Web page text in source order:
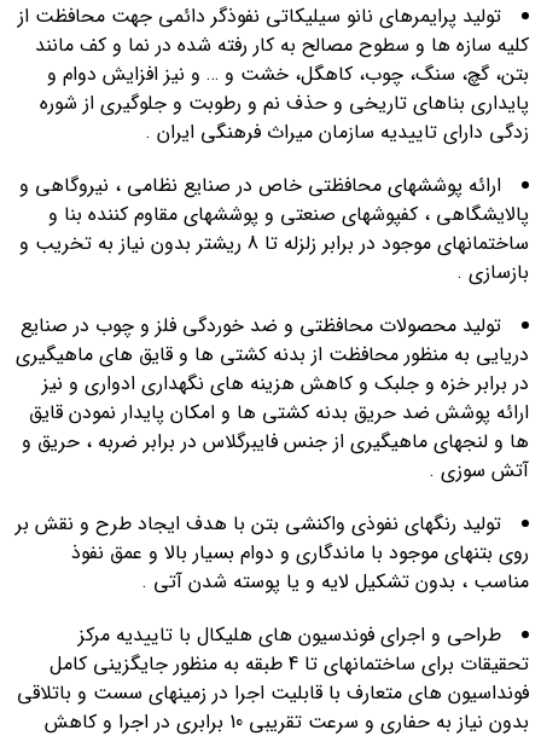
تولید پرایمرهای نانو سیلیکاتی نفوذگر دائمی جهت محافظت از
کلیه سازه ها و سطوح مصالح به کار رفته شده در نما و کف مانند
بتن، گچ، سنگ، چوب، کاهگل، خشت و … و نیز افزایش دوام و
پایداری بناهای تاریخی و حذف نم و رطوبت و جلوگیری از شوره
زدگی دارای تاییدیه سازمان میراث فرهنگی ایران .
ارائه پوششهای محافظتی خاص در صنایع نظامی ، نیروگاهی و
پالایشگاهی ، کفپوشهای صنعتی و پوششهای مقاوم کننده بنا و
ساختمانهای موجود در برابر زلزله تا 8 ریشتر بدون نیاز به تخریب و
بازسازی .
تولید محصولات محافظتی و ضد خوردگی فلز و چوب در صنایع
دریایی به منظور محافظت از بدنه کشتی ها و قایق های ماهیگیری
در برابر خزه و جلبک و کاهش هزینه های نگهداری ادواری و نیز
ارائه پوشش ضد حریق بدنه کشتی ها و امکان پایدار نمودن قایق
ها و لنجهای ماهیگیری از جنس فایبرگلاس در برابر ضربه ، حریق و
آتش سوزی .
تولید رنگهای نفوذی واکنشی بتن با هدف ایجاد طرح و نقش بر
روی بتنهای موجود با ماندگاری و دوام بسیار بالا و عمق نفوذ
مناسب ، بدون تشکیل لایه و یا پوسته شدن آتی .
طراحی و اجرای فوندسیون های هلیکال با تاییدیه مرکز
تحقیقات برای ساختمانهای تا 4 طبقه به منظور جایگزینی کامل
فونداسیون های متعارف با قابلیت اجرا در زمینهای سست و باتلاقی
بدون نیاز به حفاری و سرعت تقریبی 10 برابری در اجرا و کاهش